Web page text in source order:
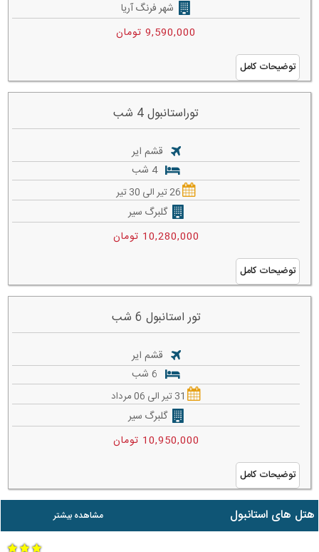
شهر فرنگ آریا
9,590,000 تومان
توضیحات کامل
توراستانبول 4 شب
قشم ایر
4 شب
26 تیر الی 30 تیر
گلبرگ سیر
10,280,000 تومان
توضیحات کامل
تور استانبول 6 شب
قشم ایر
31 تیر الی 06 مرداد
گلبرگ سیر
10,950,000 تومان
توضیحات کامل
مشاهده بیشتر هتل های استانبول